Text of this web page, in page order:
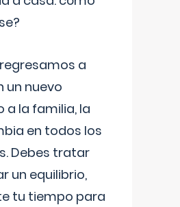
a
un nuevo
a la familia, la
en todos los
Debes tratar
un equilibrio,
tu tiempo para